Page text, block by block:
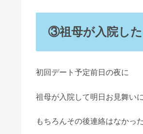
③祖母が入院し
初回デート予定前日の夜に
祖母が入院して明日お見舞い
もちろんその後連絡はなかった